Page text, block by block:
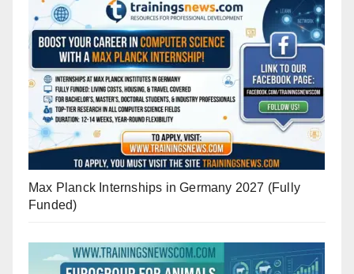
Max Planck Internships in Germany 2027 (Fully
Funded)